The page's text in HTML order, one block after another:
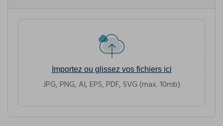
Importez ou glissez vos fichiers ici
JPG, PNG, AI, EPS, PDF, SVG (max. 10mb)